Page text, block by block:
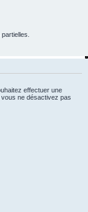
effectuer une
ne désactivez pas